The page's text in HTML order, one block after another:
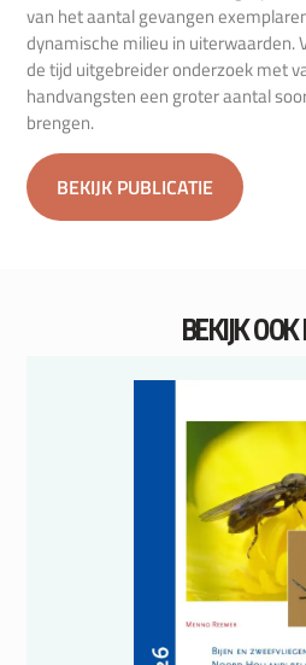
van het aantal gevangen
dynamische milieu in uiterwaarden.
de tijd uitgebreider onderzoek met
handvangsten een groter aantal
brengen.
BEKIJK PUBLICATIE
BEKIJK